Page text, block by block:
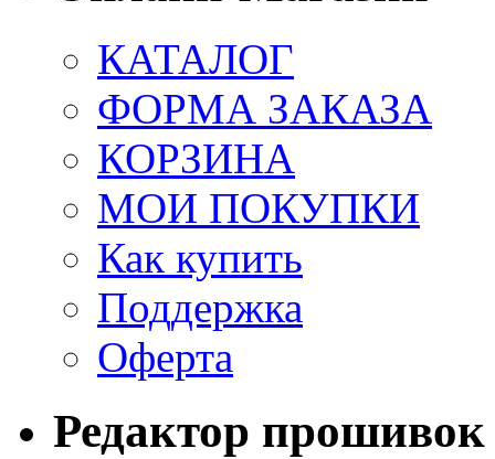
КАТАЛОГ
ФОРМА ЗАКАЗА
КОРЗИНА
МОИ ПОКУПКИ
Как купить
Поддержка
Оферта
Редактор прошивок